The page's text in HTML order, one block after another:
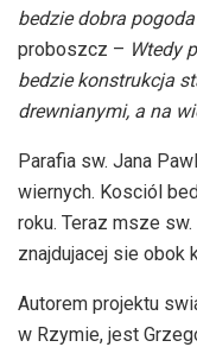
bedzie dobra
proboszcz – Wtedy
bedzie konstrukcja
drewnianymi, a na
Parafia sw. Jana
wiernych. Kosciól
roku. Teraz msze
znajdujacej sie obok
Autorem projektu
w Rzymie, jest